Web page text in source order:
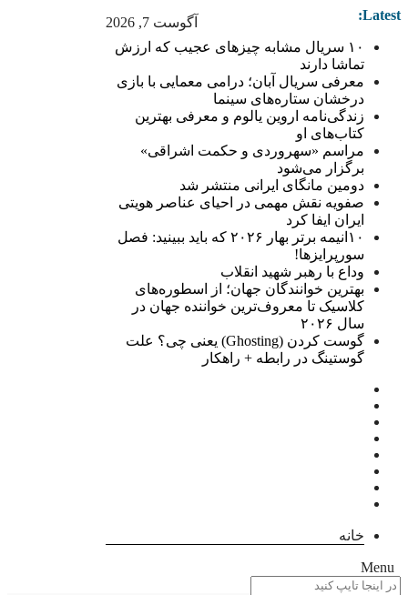
آگوست 7, 2026 Latest:
۱۰ سریال مشابه چیزهای عجیب که ارزش
تماشا دارند
معرفی سریال آبان؛ درامی معمایی با بازی
درخشان ستاره‌های سینما
زندگی‌نامه اروین یالوم و معرفی بهترین
کتاب‌های او
مراسم «سهروردی و حکمت اشراقی»
برگزار می‌شود
دومین مانگای ایرانی منتشر شد
صفویه نقش مهمی در احیای عناصر هویتی
ایران ایفا کرد
۱۰انیمه برتر بهار ۲۰۲۶ که باید ببینید: فصل
سورپرایزها!
وداع با رهبر شهید انقلاب
بهترین خوانندگان جهان؛ از اسطوره‌های
کلاسیک تا معروف‌ترین خواننده جهان در
سال ۲۰۲۶
گوست کردن (Ghosting) یعنی چی؟ علت
گوستینگ در رابطه + راهکار
خانه
Menu